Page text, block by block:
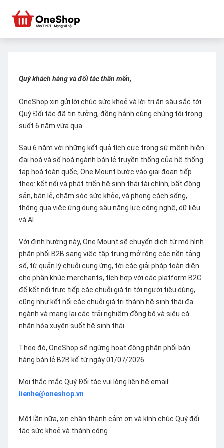
Quý khách hàng và đối tác thân mến,
OneShop xin gửi lời chúc sức khoẻ và lời tri ân sâu sắc tới
Quý Đối tác đã tin tưởng, đồng hành cùng chúng tôi trong
suốt 6 năm vừa qua.
Sau 6 năm với những kết quả tích cực trong sứ mệnh hiện
đại hoá và số hoá ngành bán lẻ truyền thống của hệ thống
tạp hoá toàn quốc, One Mount bước vào giai đoạn tiếp
theo: kết nối và phát triển hệ sinh thái tài chính, bất động
sản, bán lẻ, chăm sóc sức khỏe, và phong cách sống,
thông qua việc ứng dụng sâu năng lực công nghệ, dữ liệu
và AI.
Với định hướng này, One Mount sẽ chuyển dịch từ mô hình
phân phối B2B sang việc tập trung mở rộng các nền tảng
số, từ quản lý chuỗi cung ứng, tới các giải pháp toàn diện
cho phân khúc merchants, tích hợp với các platform B2C
để kết nối trực tiếp các chuỗi giá trị tới người tiêu dùng,
cũng như kết nối các chuỗi giá trị thành hệ sinh thái đa
ngành và mang lại các trải nghiệm đồng bộ và siêu cá
nhân hóa xuyên suốt hệ sinh thái
Theo đó, OneShop sẽ ngừng hoạt động phân phối bán
hàng bán lẻ B2B kể từ ngày 01/07/2026.
Mọi thắc mắc Quý Đối tác vui lòng liên hệ email:
lienhe@oneshop.vn
Một lần nữa, xin chân thành cảm ơn và kính chúc Quý đối
tác sức khoẻ và thành công.